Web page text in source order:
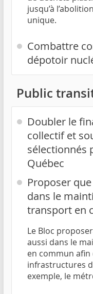
jusqu’à
unique.
Combattre
dépotoir
Public
Doubler le
collectif et
sélectionnés
Québec
Proposer
dans le
transport en
Le Bloc
aussi dans le
en commun
infrastructures
exemple, le